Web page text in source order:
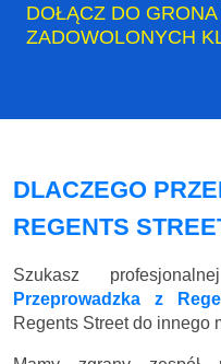
DOŁĄCZ DO
ZADOWOLONYCH
DLACZEGO
REGENTS
Szukasz
Przeprowadzka z
Regents Street do innego